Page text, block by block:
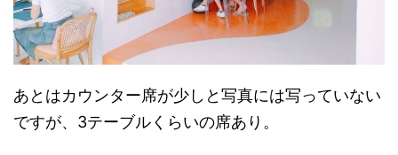
あとはカウンター席が少しと写真には写っていない
ですが、3テーブルくらいの席あり。